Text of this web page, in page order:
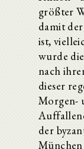
größter
damit
ist,
wurde
nach
dieser
Morgen-
der
München